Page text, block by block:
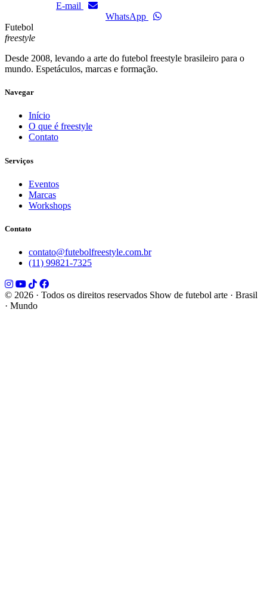
E-mail
WhatsApp
Futebol
freestyle
Desde 2008, levando a arte do futebol freestyle brasileiro para o
mundo. Espetáculos, marcas e formação.
Navegar
Início
O que é freestyle
Contato
Serviços
Eventos
Marcas
Workshops
Contato
contato@futebolfreestyle.com.br
(11) 99821-7325
© 2026 · Todos os direitos reservados Show de futebol arte · Brasil
· Mundo